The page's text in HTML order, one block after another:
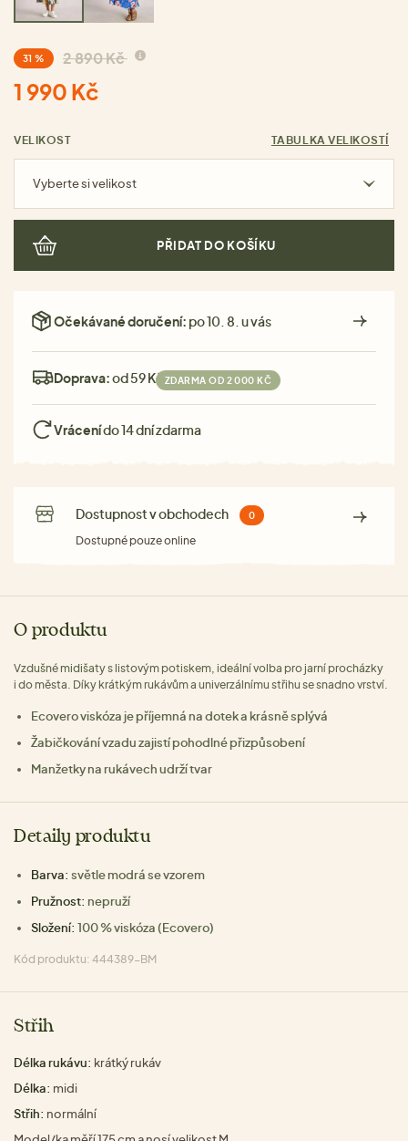
31 % 2 890 Kč
1 990 Kč
VELIKOST TABULKA VELIKOSTÍ
Vyberte si velikost
PŘIDAT DO KOŠÍKU
Očekávané doručení: po 10. 8. u vás
Doprava:od 59 Kč ZDARMA OD 2 000 KČ
Vrácenído 14 dní zdarma
Dostupnost v obchodech 0
Dostupné pouze online
O produktu
Vzdušné midišaty s listovým potiskem, ideální volba pro jarní procházky
i do města. Díky krátkým rukávům a univerzálnímu střihu se snadno vrství.
Ecovero viskóza je příjemná na dotek a krásně splývá
Žabičkování vzadu zajistí pohodlné přizpůsobení
Manžetky na rukávech udrží tvar
Detaily produktu
Barva: světle modrá se vzorem
Pružnost: nepruží
Složení: 100 % viskóza (Ecovero)
Kód produktu: 444389-BM
Střih
Délka rukávu: krátký rukáv
Délka: midi
Střih: normální